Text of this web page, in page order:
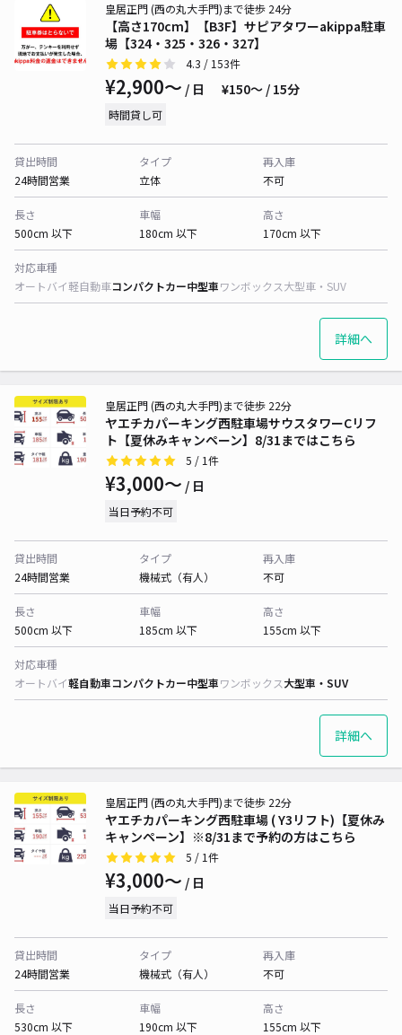
【高さ170cm】【B3F】サピアタワーakippa駐車
場【324・325・326・327】
皇居正門 (西の丸大手門)まで徒歩 24分
4.3 / 153件
¥2,900〜 / 日 ¥150〜 / 15分
時間貸し可
貸出時間
24時間営業
タイプ
立体
再入庫
不可
長さ
500cm 以下
車幅
180cm 以下
高さ
170cm 以下
対応車種
オートバイ軽自動車コンパクトカー中型車ワンボックス大型車・SUV
詳細へ
ヤエチカパーキング西駐車場サウスタワーCリフ
ト【夏休みキャンペーン】8/31まではこちら
皇居正門 (西の丸大手門)まで徒歩 22分
5 / 1件
¥3,000〜 / 日
当日予約不可
貸出時間
24時間営業
タイプ
機械式（有人）
再入庫
不可
長さ
500cm 以下
車幅
185cm 以下
高さ
155cm 以下
対応車種
オートバイ軽自動車コンパクトカー中型車ワンボックス大型車・SUV
詳細へ
ヤエチカパーキング西駐車場 ( Y3リフト)【夏休み
キャンペーン】※8/31まで予約の方はこちら
皇居正門 (西の丸大手門)まで徒歩 22分
5 / 1件
¥3,000〜 / 日
当日予約不可
貸出時間
24時間営業
タイプ
機械式（有人）
再入庫
不可
長さ
530cm 以下
車幅
190cm 以下
高さ
155cm 以下